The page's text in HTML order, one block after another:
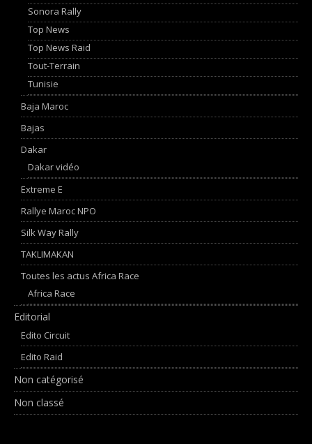
Sonora Rally
Top News
Top News Raid
Tout-Terrain
Tunisie
Baja Maroc
Bajas
Dakar
Dakar vidéo
Extreme E
Rallye Maroc NPO
Silk Way Rally
TAKLIMAKAN
Toutes les actus Africa Race
Africa Race
Editorial
Edito Circuit
Edito Raid
Non catégorisé
Non classé